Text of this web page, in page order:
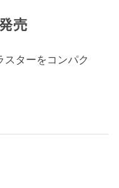
売
スターをコンパク